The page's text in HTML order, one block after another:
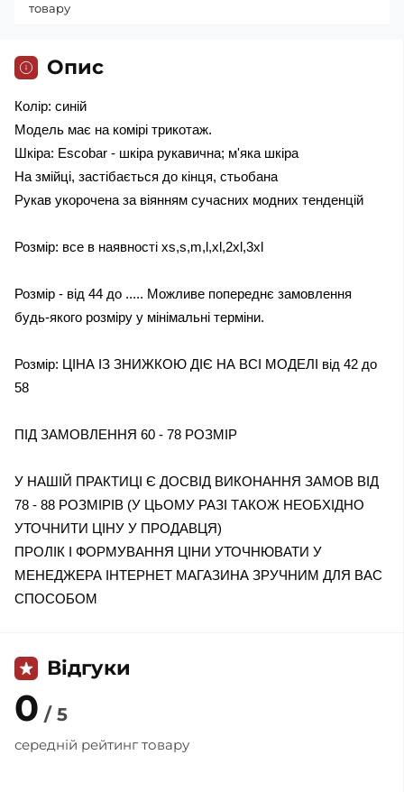
Опис
Колір: синій
Модель має на комірі трикотаж.
Шкіра: Escobar - шкіра рукавична; м'яка шкіра
На змійці, застібається до кінця, стьобана
Рукав укорочена за віянням сучасних модних тенденцій
Розмір: все в наявності xs,s,m,l,xl,2xl,3xl
Розмір - від 44 до ..... Можливе попереднє замовлення
будь-якого розміру у мінімальні терміни.
Розмір: ЦІНА ІЗ ЗНИЖКОЮ ДІЄ НА ВСІ МОДЕЛІ від 42 до
58
ПІД ЗАМОВЛЕННЯ 60 - 78 РОЗМІР
У НАШІЙ ПРАКТИЦІ Є ДОСВІД ВИКОНАННЯ ЗАМОВ ВІД
78 - 88 РОЗМІРІВ (У ЦЬОМУ РАЗІ ТАКОЖ НЕОБХІДНО
УТОЧНИТИ ЦІНУ У ПРОДАВЦЯ)
ПРОЛІК І ФОРМУВАННЯ ЦІНИ УТОЧНЮВАТИ У
МЕНЕДЖЕРА ІНТЕРНЕТ МАГАЗИНА ЗРУЧНИМ ДЛЯ ВАС
СПОСОБОМ
Відгуки
0 / 5
середній рейтинг товару
товару